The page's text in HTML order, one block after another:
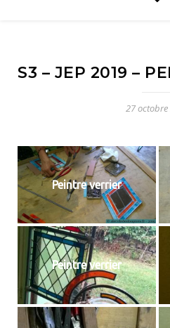
S3 – JEP 2019 –
27 octobre
Peintre verrier
Peintre verrier